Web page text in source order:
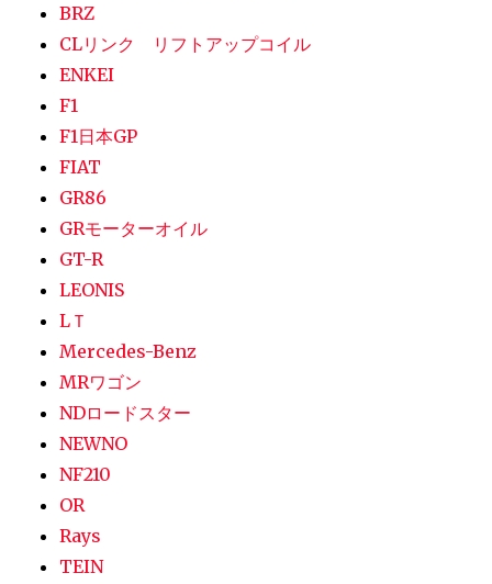
BRZ
CLリンク リフトアップコイル
ENKEI
F1
F1日本GP
FIAT
GR86
GRモーターオイル
GT-R
LEONIS
LＴ
Mercedes-Benz
MRワゴン
NDロードスター
NEWNO
NF210
OR
Rays
TEIN